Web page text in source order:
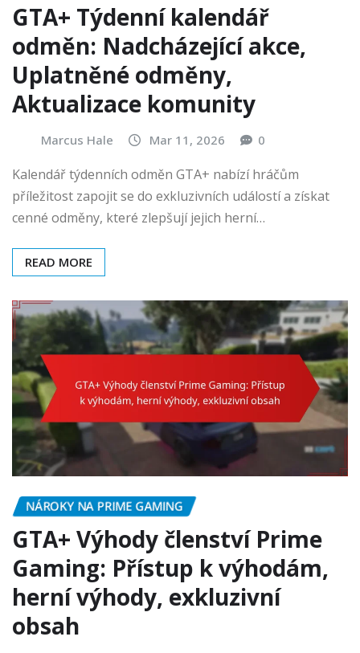
GTA+ Týdenní kalendář
odměn: Nadcházející akce,
Uplatněné odměny,
Aktualizace komunity
Marcus Hale Mar 11, 2026 0
Kalendář týdenních odměn GTA+ nabízí hráčům
příležitost zapojit se do exkluzivních událostí a získat
cenné odměny, které zlepšují jejich herní…
READ MORE
NÁROKY NA PRIME GAMING
GTA+ Výhody členství Prime
Gaming: Přístup k výhodám,
herní výhody, exkluzivní
obsah